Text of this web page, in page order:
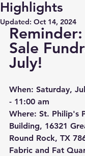
Highlights
Updated: Oct 14, 2024
Sale
July!
When: Saturday,
- 11:00 am
Where: St. Philip's
Building, 16321
Round Rock, TX
Fabric and Fat